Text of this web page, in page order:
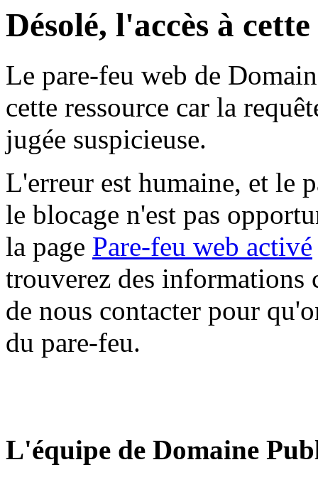
Désolé, l'accès à
Le pare-feu web de
cette ressource car la
jugée suspicieuse.
L'erreur est humaine, et le
le blocage n'est pas
la page Pare-feu web activé
trouverez des informations
de nous contacter pour
du pare-feu.
L'équipe de Domaine